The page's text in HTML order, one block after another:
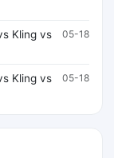
Kling vs
05-18
Kling vs
05-18